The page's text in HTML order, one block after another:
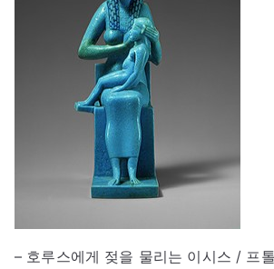
– 호루스에게 젖을 물리는 이시스 / 프